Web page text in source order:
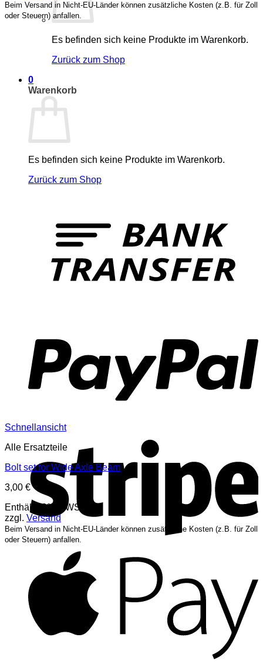
Es befinden sich keine Produkte im Warenkorb.
Zurück zum Shop
0
Warenkorb
Es befinden sich keine Produkte im Warenkorb.
Zurück zum Shop
Beim Versand in Nicht-EU-Länder können zusätzliche Kosten (z.B. für Zoll
oder Steuern) anfallen.
Schnellansicht
Alle Ersatzteile
Bolt set for Wide Axle Beam
3,00 €
Enthält 19% MWST.
zzgl. Versand
Beim Versand in Nicht-EU-Länder können zusätzliche Kosten (z.B. für Zoll
oder Steuern) anfallen.